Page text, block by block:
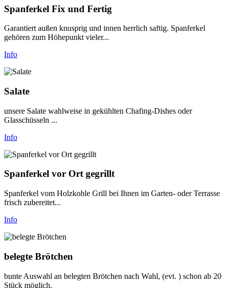
Spanferkel Fix und Fertig
Garantiert außen knusprig und innen herrlich saftig. Spanferkel
gehören zum Höhepunkt vieler...
Info
Salate
unsere Salate wahlweise in gekühlten Chafing-Dishes oder
Glasschüsseln ...
Info
Spanferkel vor Ort gegrillt
Spanferkel vom Holzkohle Grill bei Ihnen im Garten- oder Terrasse
frisch zubereitet...
Info
belegte Brötchen
bunte Auswahl an belegten Brötchen nach Wahl, (evt. ) schon ab 20
Stück möglich.